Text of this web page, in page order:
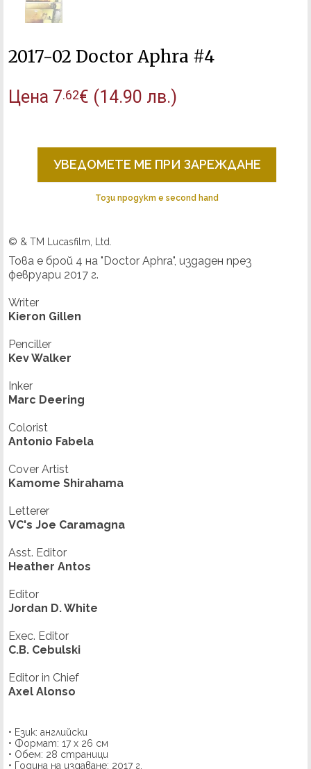
2017-02 Doctor Aphra #4
Цена 7.62€ (14.90 лв.)
УВЕДОМЕТЕ МЕ ПРИ ЗАРЕЖДАНЕ
Този продукт е second hand
© & TM Lucasfilm, Ltd.
Това е брой 4 на "Doctor Aphra", издаден през
февруари 2017 г.
Writer
Kieron Gillen
Penciller
Kev Walker
Inker
Marc Deering
Colorist
Antonio Fabela
Cover Artist
Kamome Shirahama
Letterer
VC's Joe Caramagna
Asst. Editor
Heather Antos
Editor
Jordan D. White
Exec. Editor
C.B. Cebulski
Editor in Chief
Axel Alonso
• Език: английски
• Формат: 17 х 26 см
• Обем: 28 страници
• Година на издаване: 2017 г.